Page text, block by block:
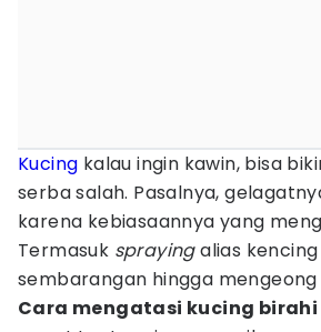
Kucing kalau ingin kawin, bisa
serba salah. Pasalnya,
karena kebiasaannya yang
Termasuk sprayingalias kencing
sembarangan hingga
Cara mengatasi kucing birahi